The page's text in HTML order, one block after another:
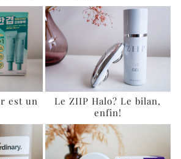
est un
Le ZIIP Halo? Le bilan,
enfin!